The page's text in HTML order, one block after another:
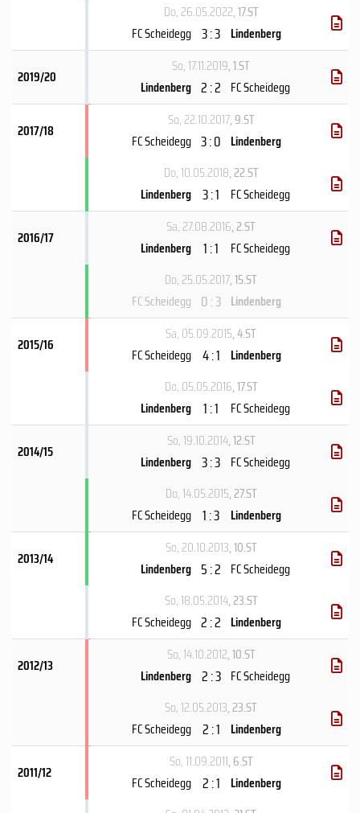
Do, 26.05.2022, 17.ST
FC Scheidegg 3 : 3 Lindenberg
2019/20
So, 17.11.2019, 1.ST
Lindenberg 2 : 2 FC Scheidegg
2017/18
So, 22.10.2017, 9.ST
FC Scheidegg 3 : 0 Lindenberg
Do, 10.05.2018, 22.ST
Lindenberg 3 : 1 FC Scheidegg
2016/17
Sa, 27.08.2016, 2.ST
Lindenberg 1 : 1
FC Scheidegg
Do, 25.05.2017, 15.ST
FC Scheidegg 0 : 3 Lindenberg
2015/16
Sa, 05.09.2015, 4.ST
FC Scheidegg 4 : 1 Lindenberg
Do, 05.05.2016, 17.ST
Lindenberg 1 : 1 FC Scheidegg
2014/15
So, 19.10.2014, 12.ST
Lindenberg 3 : 3 FC Scheidegg
Do, 14.05.2015, 27.ST
FC Scheidegg 1 : 3 Lindenberg
2013/14
So, 20.10.2013, 10.ST
Lindenberg 5 : 2 FC Scheidegg
So, 18.05.2014, 23.ST
FC Scheidegg 2 : 2 Lindenberg
2012/13
So, 14.10.2012, 10.ST
Lindenberg 2 : 3 FC Scheidegg
So, 12.05.2013, 23.ST
FC Scheidegg 2 : 1 Lindenberg
2011/12
So, 11.09.2011, 6.ST
FC Scheidegg 2 : 1 Lindenberg